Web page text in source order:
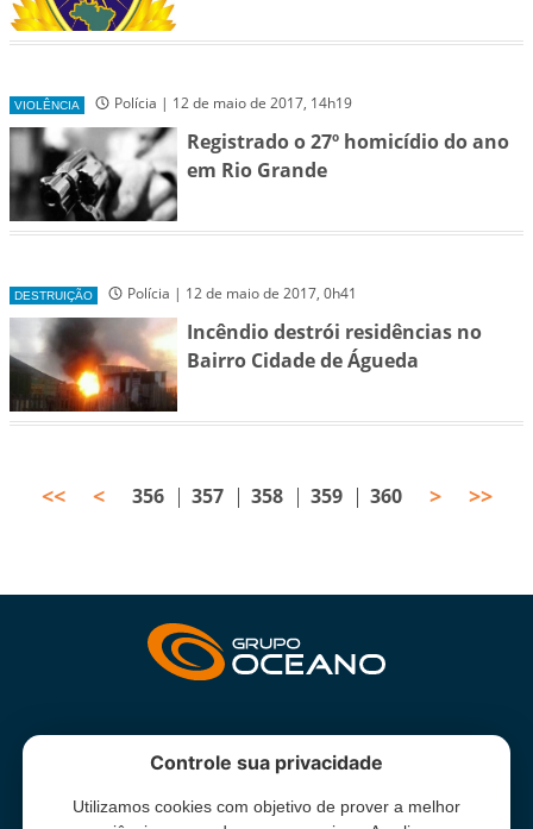
VIOLÊNCIA Polícia | 12 de maio de 2017, 14h19
Registrado o 27º homicídio do ano
em Rio Grande
DESTRUIÇÃO Polícia | 12 de maio de 2017, 0h41
Incêndio destrói residências no
Bairro Cidade de Águeda
<< < 356 357 358 359 360 > >>
INSTITUCIONAL
Grupo Oceano - Todos direitos reservados -
Controle sua privacidade
Utilizamos cookies com objetivo de prover a melhor